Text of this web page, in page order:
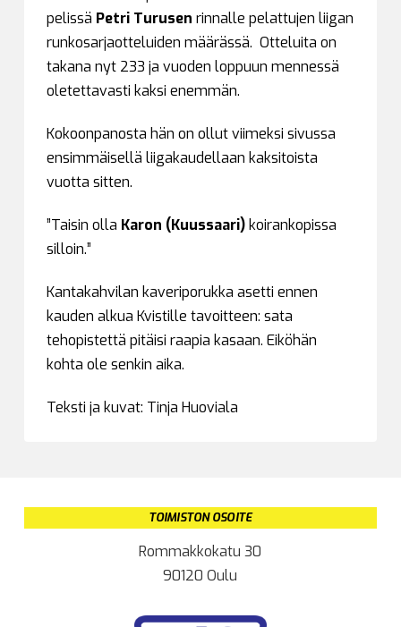
pelissä Petri Turusen rinnalle pelattujen liigan
runkosarjaotteluiden määrässä. Otteluita on
takana nyt 233 ja vuoden loppuun mennessä
oletettavasti kaksi enemmän.
Kokoonpanosta hän on ollut viimeksi sivussa
ensimmäisellä liigakaudellaan kaksitoista
vuotta sitten.
”Taisin olla Karon (Kuussaari)koirankopissa
silloin.”
Kantakahvilan kaveriporukka asetti ennen
kauden alkua Kvistille tavoitteen: sata
tehopistettä pitäisi raapia kasaan. Eiköhän
kohta ole senkin aika.
Teksti ja kuvat: Tinja Huoviala
TOIMISTON OSOITE
Rommakkokatu 30
90120 Oulu